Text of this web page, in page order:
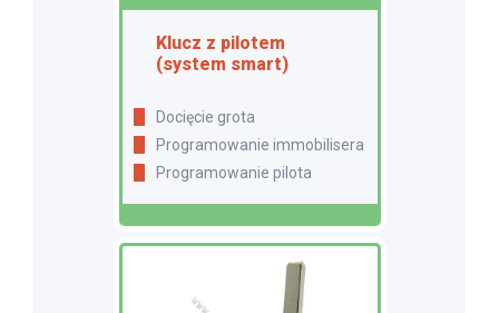
Klucz z pilotem
(system smart)
Docięcie grota
Programowanie immobilisera
Programowanie pilota